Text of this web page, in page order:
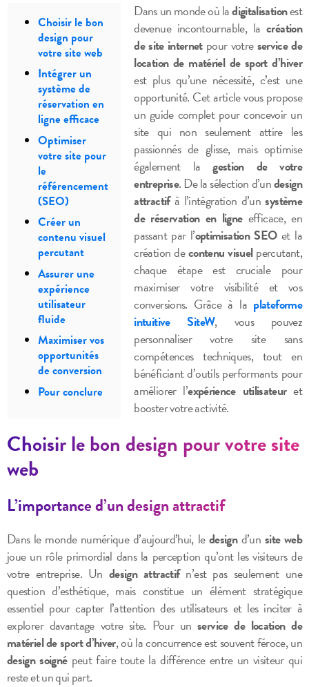
Choisir le bon
design pour
votre site web
Intégrer un
système de
réservation en
ligne efficace
Optimiser
votre site pour
le
référencement
(SEO)
Créer un
contenu visuel
percutant
Assurer une
expérience
utilisateur
fluide
Maximiser vos
opportunités
de conversion
Pour conclure
Dans un monde où ladigitalisationest
devenue incontournable, lacréation
de site internetpour votreservice de
location de matériel de sport d’hiver
est plus qu’une nécessité, c’est une
opportunité. Cet article vous propose
un guide complet pour concevoir un
site qui non seulement attire les
passionnés de glisse, mais optimise
également lagestion de votre
entreprise. De la sélection d’undesign
attractifà l’intégration d’unsystème
de réservation en ligneefficace, en
passant par l’optimisation SEOet la
création decontenu visuelpercutant,
chaque étape est cruciale pour
maximiser votre visibilité et vos
conversions. Grâce à la plateforme
intuitive SiteW, vous pouvez
personnaliser votre site sans
compétences techniques, tout en
bénéficiant d’outils performants pour
améliorer l’expérience utilisateuret
booster votre activité.
Choisir le bon design pour votre site
web
L’importance d’un design attractif
Dans le monde numérique d’aujourd’hui, ledesignd’un site web
joue un rôle primordial dans la perception qu’ont les visiteurs de
votre entreprise. Un design attractifn’est pas seulement une
question d’esthétique, mais constitue un élément stratégique
essentiel pour capter l’attention des utilisateurs et les inciter à
explorer davantage votre site. Pour unservice de location de
matériel de sport d’hiver, où la concurrence est souvent féroce, un
design soignépeut faire toute la différence entre un visiteur qui
reste et un qui part.